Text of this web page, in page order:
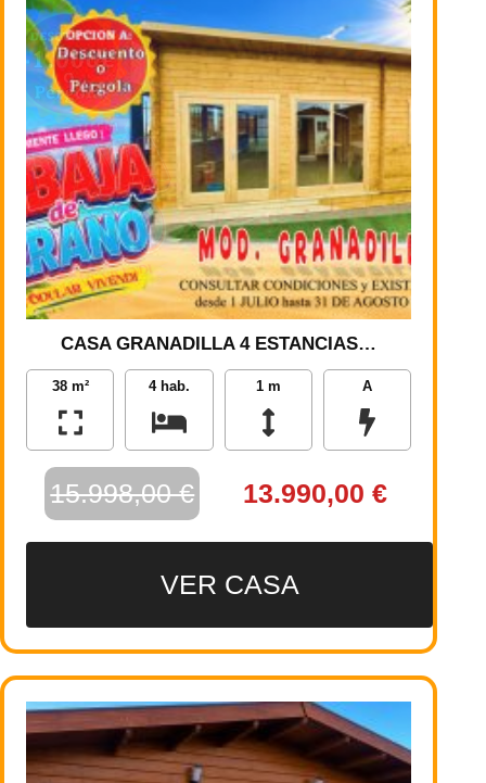
CASA GRANADILLA 4 ESTANCIAS…
38 m² 4 hab. 1 m A
15.998,00 € 13.990,00 €
VER CASA